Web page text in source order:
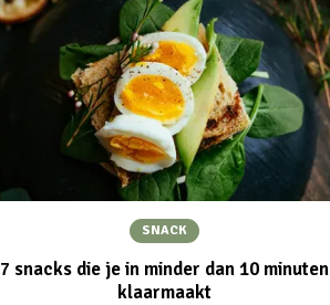
SNACK
7 snacks die je in minder dan 10 minuten
klaarmaakt